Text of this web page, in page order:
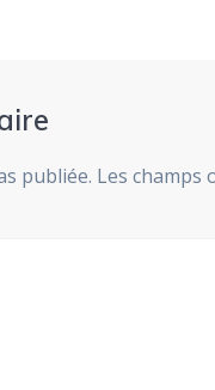
publiée. Les champs